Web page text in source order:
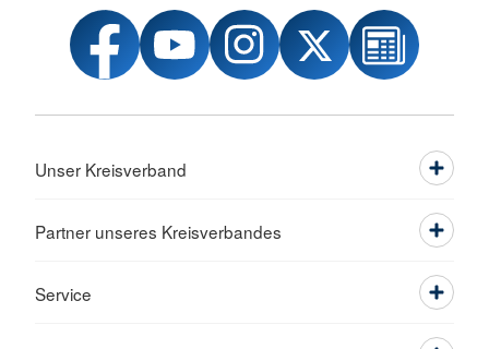
Unser Kreisverband
Partner unseres Kreisverbandes
Service